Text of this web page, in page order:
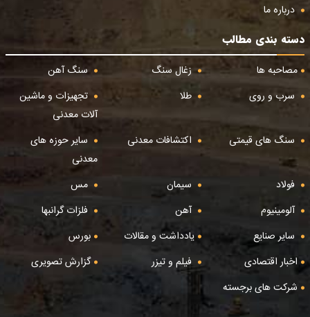
درباره ما
دسته بندی مطالب
مصاحبه ها
زغال سنگ
سنگ آهن
سرب و روی
طلا
تجهیزات و ماشین
آلات معدنی
سنگ های قیمتی
اکتشافات معدنی
سایر حوزه های
معدنی
فولاد
سیمان
مس
آلومینیوم
آهن
فلزات گرانبها
سایر صنایع
یادداشت و مقالات
بورس
اخبار اقتصادی
فیلم و تیزر
گزارش تصویری
شرکت های برجسته